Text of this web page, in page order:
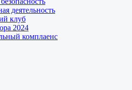
деятельность
клуб
2024
комплаенс